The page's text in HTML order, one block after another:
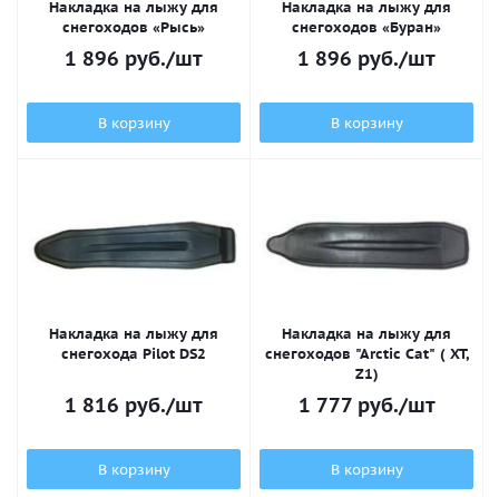
Накладка на лыжу для
снегоходов «Рысь»
1 896 руб./шт
В корзину
Накладка на лыжу для
снегоходов «Буран»
1 896 руб./шт
В корзину
Накладка на лыжу для
снегохода Pilot DS2
1 816 руб./шт
В корзину
Накладка на лыжу для
снегоходов "Arctic Cat" ( XT,
Z1)
1 777руб./шт
В корзину